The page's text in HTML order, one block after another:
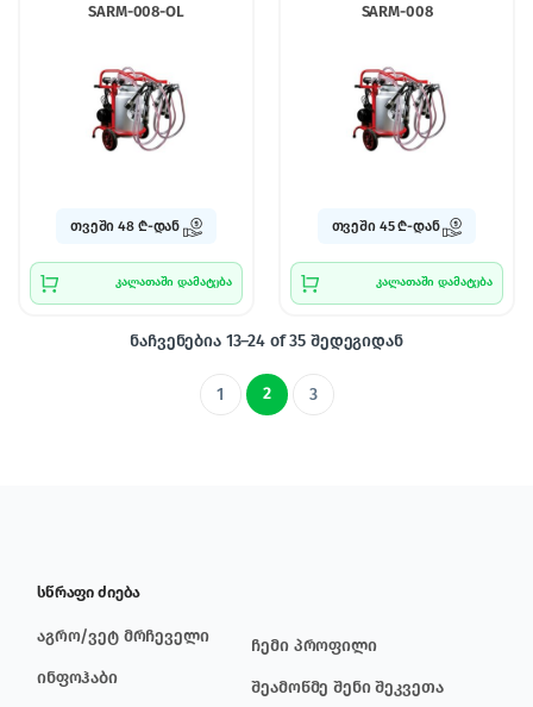
SARM-008-OL
თვეში 48 ₾-დან
კალათაში დამატება
SARM-008
თვეში 45 ₾-დან
კალათაში დამატება
ნაჩვენებია 13–24 of 35 შედეგიდან
1 2 3
სწრაფი ძიება
აგრო/ვეტ მრჩეველი
ინფოჰაბი
ჩემი პროფილი
შეამოწმე შენი შეკვეთა